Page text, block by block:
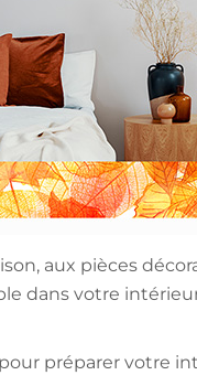
aux pièces
dans votre
préparer votre